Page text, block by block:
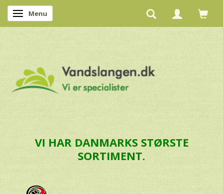
Skifte navigation
Menu
VI HAR DANMARKS STØRSTE
SORTIMENT.